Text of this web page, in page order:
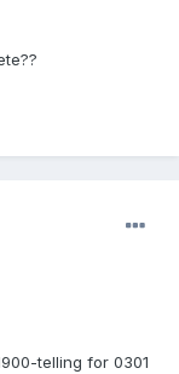
telling for 0301